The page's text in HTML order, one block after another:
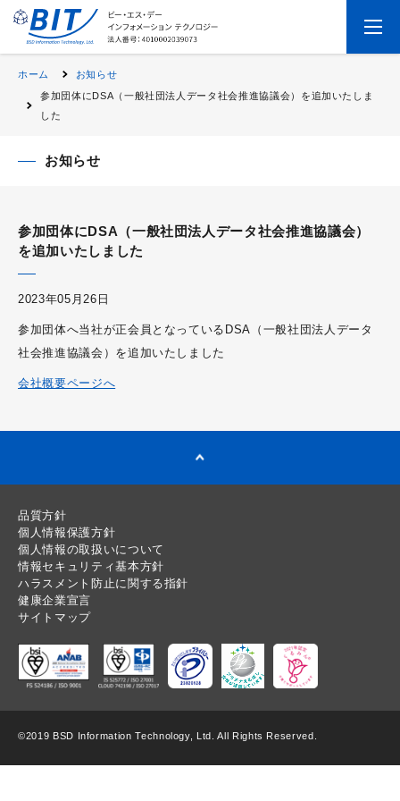
ホーム
お知らせ
参加団体にDSA（一般社団法人データ社会推進協議会）を追加いたしま
した
お知らせ
参加団体にDSA（一般社団法人データ社会推進協議会）
を追加いたしました
2023年05月26日
参加団体へ当社が正会員となっているDSA（一般社団法人データ
社会推進協議会）を追加いたしました
会社概要ページへ
品質方針
個人情報保護方針
個人情報の取扱いについて
情報セキュリティ基本方針
ハラスメント防止に関する指針
健康企業宣言
サイトマップ
©2019 BSD Information Technology, Ltd. All Rights Reserved.